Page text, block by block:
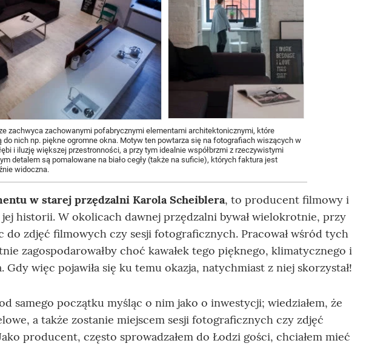
zachwyca zachowanymi pofabrycznymi elementami architektonicznymi, które
do nich np. piękne ogromne okna. Motyw ten powtarza się na fotografiach wiszących w
i iluzję większej przestronności, a przy tym idealnie współbrzmi z rzeczywistymi
detalem są pomalowane na biało cegły (także na suficie), których faktura jest
widoczna.
w starej przędzalni Karola Scheiblera, to producent filmowy i
historii. W okolicach dawnej przędzalni bywał wielokrotnie, przy
do zdjęć filmowych czy sesji fotograficznych. Pracował wśród tych
zagospodarowałby choć kawałek tego pięknego, klimatycznego i
Gdy więc pojawiła się ku temu okazja, natychmiast z niej skorzystał!
samego początku myśląc o nim jako o inwestycji; wiedziałem, że
a także zostanie miejscem sesji fotograficznych czy zdjęć
producent, często sprowadzałem do Łodzi gości, chciałem mieć